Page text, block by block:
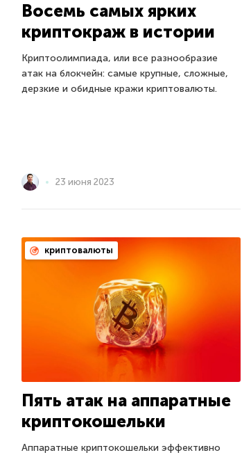
Восемь самых ярких
криптокраж в истории
Криптоолимпиада, или все разнообразие
атак на блокчейн: самые крупные, сложные,
дерзкие и обидные кражи криптовалюты.
23 июня 2023
криптовалюты
Пять атак на аппаратные
криптокошельки
Аппаратные криптокошельки эффективно